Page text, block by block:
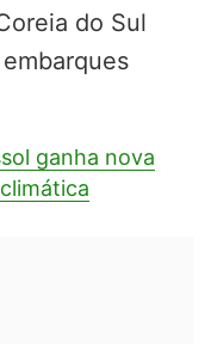
do Sul
ganha nova